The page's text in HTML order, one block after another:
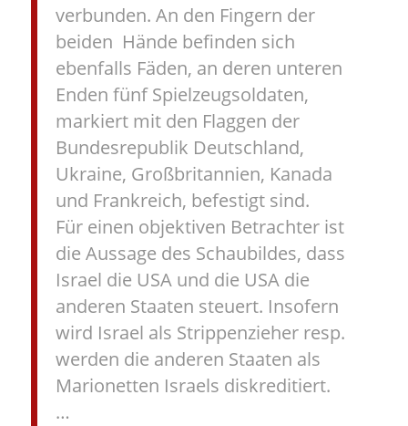
verbunden. An den Fingern der
beiden Hände befinden sich
ebenfalls Fäden, an deren unteren
Enden fünf Spielzeugsoldaten,
markiert mit den Flaggen der
Bundesrepublik Deutschland,
Ukraine, Großbritannien, Kanada
und Frankreich, befestigt sind.
Für einen objektiven Betrachter ist
die Aussage des Schaubildes, dass
Israel die USA und die USA die
anderen Staaten steuert. Insofern
wird Israel als Strippenzieher resp.
werden die anderen Staaten als
Marionetten Israels diskreditiert.
…